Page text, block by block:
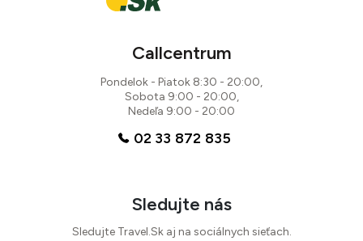
Callcentrum
Pondelok - Piatok 8:30 - 20:00,
Sobota 9:00 - 20:00,
Nedeľa 9:00 - 20:00
02 33 872 835
Sledujte nás
Sledujte Travel.Sk aj na sociálnych sieťach.